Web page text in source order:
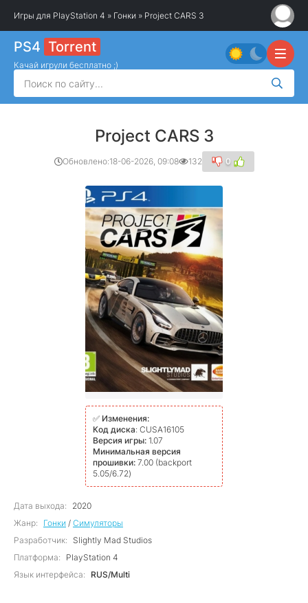
Игры для PlayStation 4 » Гонки » Project CARS 3
PS4 Torrent
Качай игрули бесплатно ;)
Project CARS 3
Обновлено:18-06-2026, 09:08 132 0
✅ Изменения:
Код диска: CUSA16105
Версия игры: 1.07
Минимальная версия
прошивки: 7.00 (backport
5.05/6.72)
Дата выхода:
2020
Жанр:
Гонки / Симуляторы
Разработчик:
Slightly Mad Studios
Платформа:
PlayStation 4
Язык интерфейса:
RUS/Multi